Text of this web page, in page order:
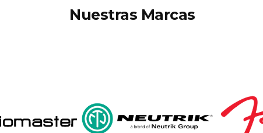
Nuestras Marcas